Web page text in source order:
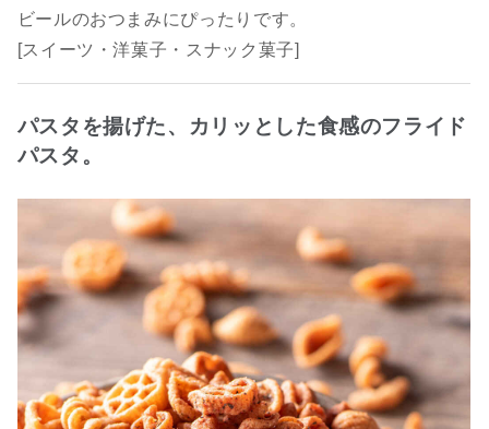
ビールのおつまみにぴったりです。
[スイーツ・洋菓子・スナック菓子]
パスタを揚げた、カリッとした食感のフライド
パスタ。